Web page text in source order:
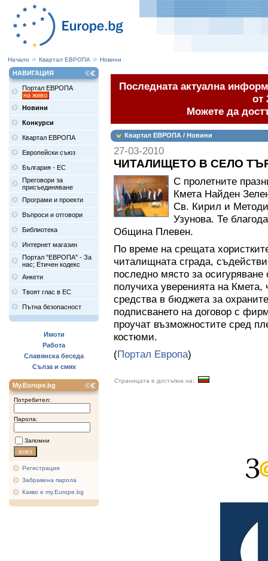
Начало Квартал ЕВРОПА Новини
НАВИГАЦИЯ
Портал ЕВРОПА
на живо
Новини
Конкурси
Квартал ЕВРОПА
Европейски съюз
България - ЕС
Преговори за
присъединяване
Програми и проекти
Въпроси и отговори
Библиотека
Интернет магазин
Портал "ЕВРОПА" - За
нас; Етичен кодекс
Анкети
Твоят глас в ЕС
Пътна безопасност
Имоти
Работа
Славянска беседа
Сълза и смях
My.Europe.bg
Потребител:
Парола:
Запомни
Регистрация
Забравена парола
Какво е my.Europe.bg
Последната актуална
от
Можете да
Квартал ЕВРОПА / Новини
27-03-2010
ЧИТАЛИЩЕТО В СЕЛО
С пролетните
Кмета Найден
Св. Кирил и
Узунова. Те
Община Плевен.
По време на срещата
читалищната сграда,
последно място за
получиха уверенията на
средства в бюджета за
подписването на договор с
проучат възможностите сред
костюми.
(Портал Европа)
Страницата е достъпна на: